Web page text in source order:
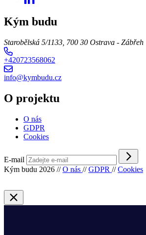
Kým budu
Starobělská 5/1133, 700 30 Ostrava - Zábřeh
+420723568062
info@kymbudu.cz
O projektu
O nás
GDPR
Cookies
E-mail
Kým budu 2026 // O nás // GDPR // Cookies